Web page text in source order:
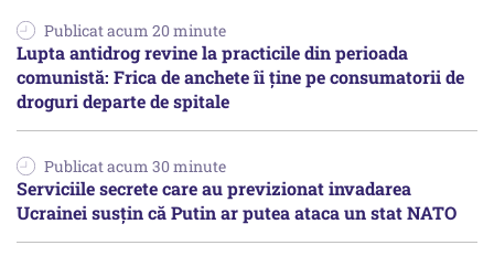
Publicat acum 20 minute
Lupta antidrog revine la practicile din perioada
comunistă: Frica de anchete îi ține pe consumatorii de
droguri departe de spitale
Publicat acum 30 minute
Serviciile secrete care au previzionat invadarea
Ucrainei susțin că Putin ar putea ataca un stat NATO